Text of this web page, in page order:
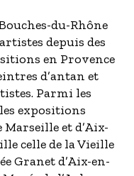
du-Rhône
depuis des
en Provence
d’antan et
Parmi les
expositions
Marseille et d’Aix-
celle de la Vieille
Granet d’Aix-en-